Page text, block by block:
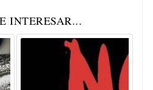
INTERESAR...